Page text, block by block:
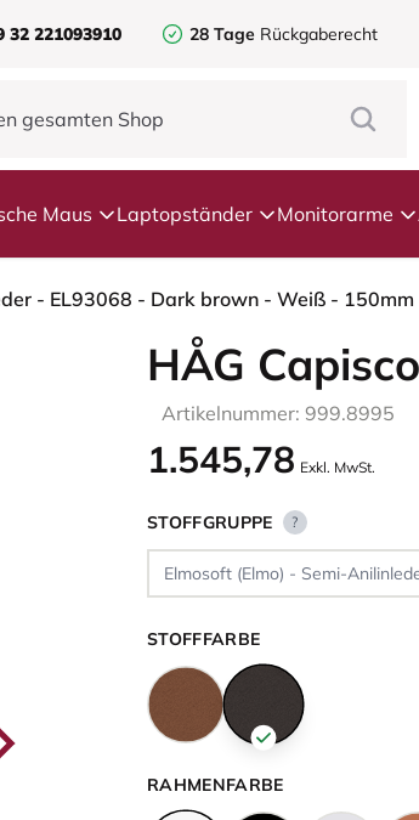
32 221093910 28 Tage Rückgaberecht
Maus Laptopständer Monitorarme
- EL93068 - Dark brown - Weiß -
HÅG
Artikelnummer: 999.8995
1.545,78 Exkl. MwSt.
STOFFGRUPPE ?
STOFFFARBE
RAHMENFARBE